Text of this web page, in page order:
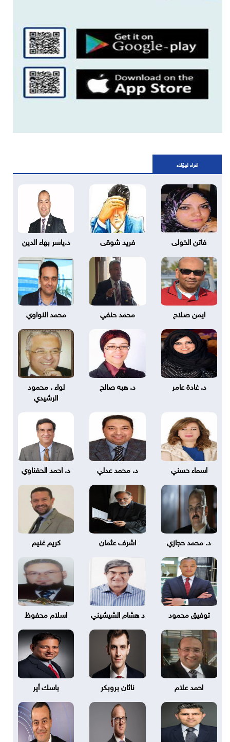
اقراء لهؤلاء
فاتن الخولى فريد شوقى د.ياسر بهاء الدين
ايمن صلاح محمد حنفي محمد النواوي
د. غادة عامر د. هبه صالح
لواء . محمود
الرشيدي
اسماء حسني د. محمد عدلي د. احمد الحفناوي
د. محمد حجازي اشرف عثمان كريم غنيم
توفيق محمود د هشام الشيشيني اسلام محفوظ
احمد علام ناثان بروبكر باسك أير